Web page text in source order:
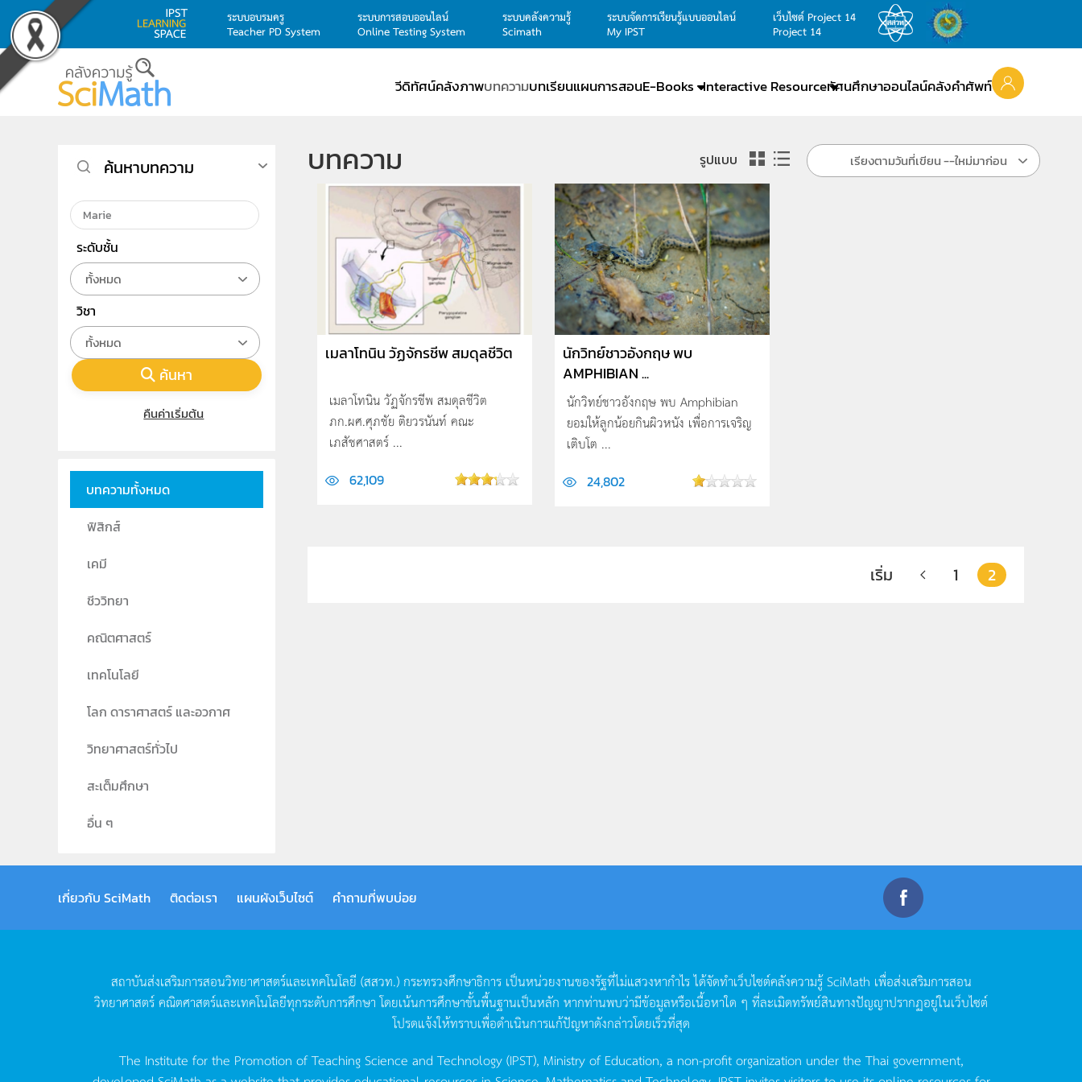
Skip to main content
ระบบอบรมครู
Teacher PD System
ระบบการสอบออนไลน์
Online Testing System
ระบบคลังความรู้
Scimath
ระบบจัดการเรียนรู้แบบออนไลน์
My IPST
เว็บไซต์ Project 14
Project 14
วีดิทัศน์คลังภาพบทความบทเรียนแผนการสอนE-Books Interactive Resourceทัศนศึกษาออนไลน์คลังคำศัพท์
บทความ รูปแบบ เรียงตามวันที่เขียน --ใหม่มาก่อน
เมลาโทนิน วัฏจักรชีพ สมดุลชีวิต
เมลาโทนิน วัฏจักรชีพ สมดุลชีวิต
ภก.ผศ.ศุภชัย ติยวรนันท์ คณะ
เภสัชศาสตร์ ...
62,109
นักวิทย์ชาวอังกฤษ พบ
AMPHIBIAN ...
นักวิทย์ชาวอังกฤษ พบ Amphibian
ยอมให้ลูกน้อยกินผิวหนัง เพื่อการเจริญ
เติบโต ...
24,802
เริ่ม 1 2
ค้นหาบทความ
ระดับชั้น
ทั้งหมด
วิชา
ทั้งหมด
ค้นหา
คืนค่าเริ่มต้น
บทความทั้งหมด
ฟิสิกส์
เคมี
ชีววิทยา
คณิตศาสตร์
เทคโนโลยี
โลก ดาราศาสตร์ และอวกาศ
วิทยาศาสตร์ทั่วไป
สะเต็มศึกษา
อื่น ๆ
เกี่ยวกับ SciMath ติดต่อเรา แผนผังเว็บไซต์ คำถามที่พบบ่อย
สถาบันส่งเสริมการสอนวิทยาศาสตร์และเทคโนโลยี (สสวท.) กระทรวงศึกษาธิการ เป็นหน่วยงานของรัฐที่ไม่แสวงหากำไรได้จัดทำเว็บไซต์คลังความรู้SciMath เพื่อส่งเสริมการสอน
วิทยาศาสตร์คณิตศาสตร์และเทคโนโลยีทุกระดับการศึกษา โดยเน้นการศึกษาขั้นพื้นฐานเป็นหลัก หากท่านพบว่ามีข้อมูลหรือเนื้อหาใด ๆ ที่ละเมิดทรัพย์สินทางปัญญาปรากฏอยู่ในเว็บไซต์
โปรดแจ้งให้ทราบเพื่อดำเนินการแก้ปัญหาดังกล่าวโดยเร็วที่สุด
The Institute for the Promotion of Teaching Science and Technology (IPST), Ministry of Education, a non-profit organization under the Thai government,